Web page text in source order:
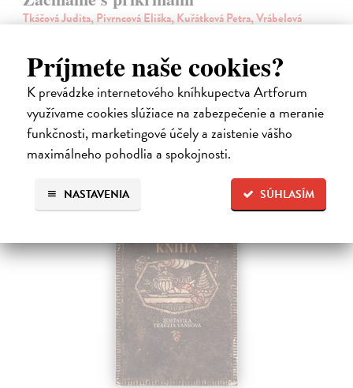
Príjmete naše cookies?
K prevádzke internetového kníhkupectva Artforum
využívame cookies slúžiace na zabezpečenie a meranie
funkčnosti, marketingové účely a zaistenie vášho
maximálneho pohodlia a spokojnosti.
SÚHLASÍM
NASTAVENIA
Tkáčová Judita, Pivrncová Eliška, Kuřátková Petra, Vrábelová
rodičov zas veľkým orieškom.
Čaká sa dotlač, vychádza 11.9.2026, zasielame do 12 dní od
dotlače
16,48 €
16,99 € ?